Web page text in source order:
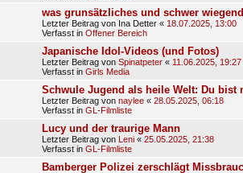
was grunsätzliches und schwer
Letzter Beitrag von Ina Detter « 18.07.2025, 13:00
Verfasst in Offener Bereich
Japanische Idol-Videos (und Fotos)
Letzter Beitrag von Spinatpeter « 11.06.2025, 19:27
Verfasst in Girls Media
Schwule Jugend als heile Welt: Du bist
Letzter Beitrag von naylee « 28.05.2025, 06:18
Verfasst in GL-Filmliste
Lucy und der traurige Mann
Letzter Beitrag von Leni « 25.05.2025, 21:38
Verfasst in GL-Filmliste
Bamberger Polizei zerschlägt